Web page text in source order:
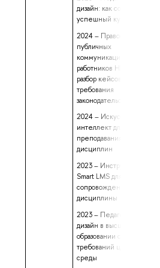
дизайн: как создать
успешный курс
2024 – Правовые основы
публичных
коммуникаций
работников НИУ ВШЭ:
разбор кейсов и
требования
законодательства
2024 – Искусственный
интеллект для
преподавания различных
дисциплин
2023 – Инструменты
Smart LMS для
сопровождения
дисциплины
2023 – Педагогический
дизайн в высшем
образовании с учетом
требований цифровой
среды